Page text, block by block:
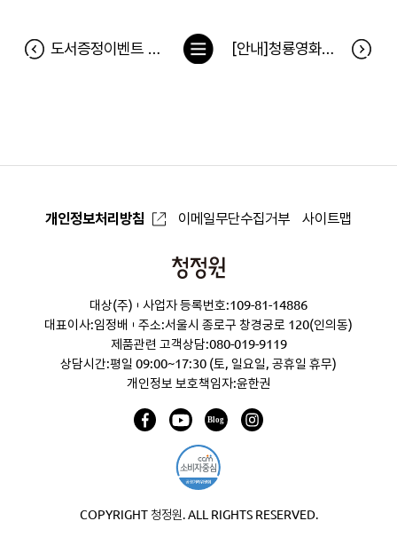
도서증정이벤트 [ job? 나는 블록체인 전문가가 될 거야! ] 당첨자 [안내]청룡영화상 온라인 이벤트 진행
목
개인정보처리방침 이메일무단수집거부 사이트맵
청
원
대상(주)
사업자 등록번호:109-81-14886
대표이사:임정배
주소:서울시 종로구 창경궁로 120(인의동)
제품관련 고객상담:080-019-9119
상담시간:평일 09:00~17:30 (토, 일요일, 공휴일 휴무)
개인정보 보호책임자:윤한권
COPYRIGHT 청정원. ALL RIGHTS RESERVED.